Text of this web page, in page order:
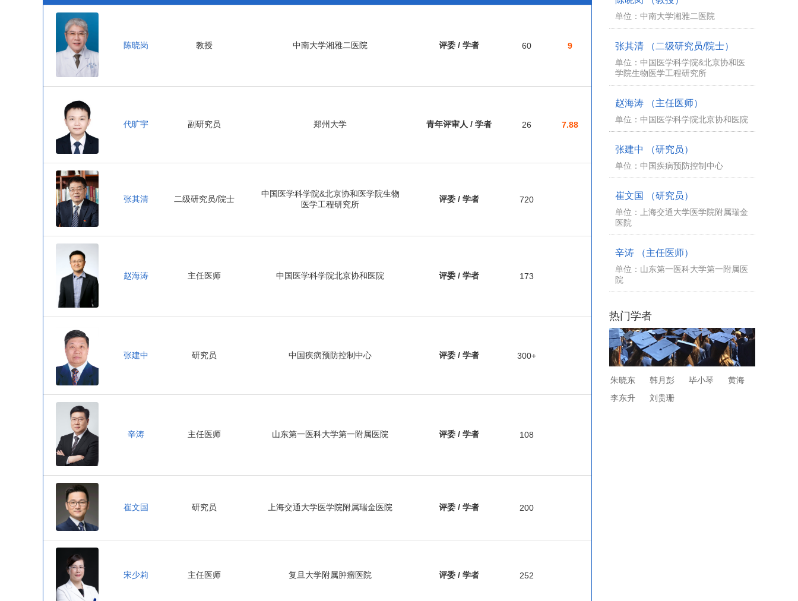
单位：中南大学湘雅二医院
张其清 （二级研究员/院士）
单位：中国医学科学院&北京协和医
学院生物医学工程研究所
赵海涛 （主任医师）
单位：中国医学科学院北京协和医院
张建中 （研究员）
单位：中国疾病预防控制中心
崔文国 （研究员）
单位：上海交通大学医学院附属瑞金
医院
辛涛 （主任医师）
单位：山东第一医科大学第一附属医
院
热门学者
朱晓东 韩月彭 毕小琴
黄海
李东升
刘贵珊
陈晓岗 教授 中南大学湘雅二医院 评委 / 学者 60 9
代旷宇 副研究员 郑州大学 青年评审人 / 学者 26 7.88
张其清 二级研究员/院士
中国医学科学院&北京协和医学院生物
医学工程研究所
评委 / 学者 720
赵海涛 主任医师 中国医学科学院北京协和医院 评委 / 学者 173
张建中 研究员 中国疾病预防控制中心 评委 / 学者 300+
辛涛 主任医师 山东第一医科大学第一附属医院 评委 / 学者 108
崔文国 研究员 上海交通大学医学院附属瑞金医院 评委 / 学者 200
宋少莉 主任医师 复旦大学附属肿瘤医院 评委 / 学者 252